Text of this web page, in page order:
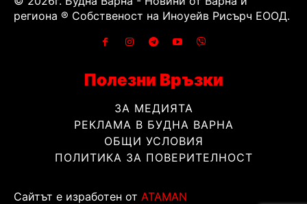
региона ® Собственост на Иноуейв Рисърч ЕООД.
Полезни Връзки
ЗА МЕДИЯТА
РЕКЛАМА В БУДНА ВАРНА
ОБЩИ УСЛОВИЯ
ПОЛИТИКА ЗА ПОВЕРИТЕЛНОСТ
Сайтът е изработен от ATAMAN